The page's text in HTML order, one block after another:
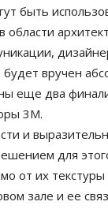
быть
вручен
еще два
3M.
и
для
от их
зале и ее